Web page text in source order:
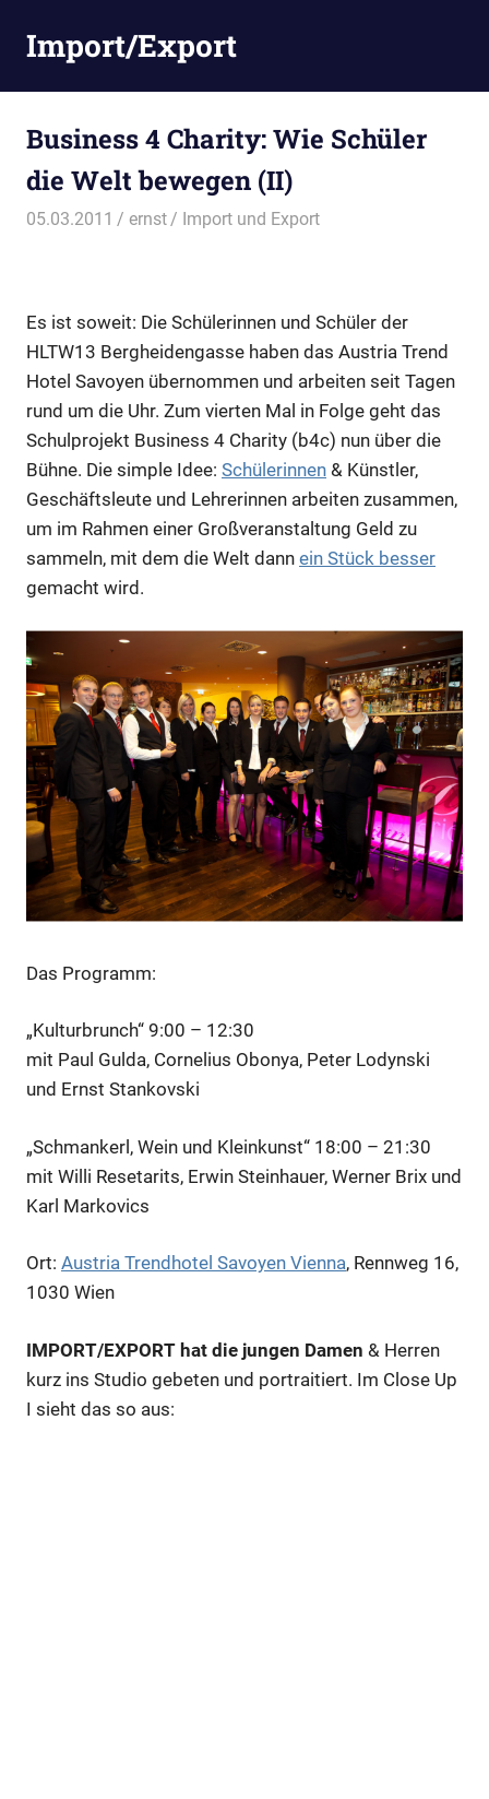
InhaltImport/Export
Business 4 Charity: Wie Schüler
die Welt bewegen (II)
05.03.2011 ernst Import und Export
Es ist soweit: Die Schülerinnen und Schüler der
HLTW13 Bergheidengasse haben das Austria Trend
Hotel Savoyen übernommen und arbeiten seit Tagen
rund um die Uhr. Zum vierten Mal in Folge geht das
Schulprojekt Business 4 Charity (b4c) nun über die
Bühne. Die simple Idee: Schülerinnen & Künstler,
Geschäftsleute und Lehrerinnen arbeiten zusammen,
um im Rahmen einer Großveranstaltung Geld zu
sammeln, mit dem die Welt dann ein Stück besser
gemacht wird.
Das Programm:
„Kulturbrunch“ 9:00 – 12:30
mit Paul Gulda, Cornelius Obonya, Peter Lodynski
und Ernst Stankovski
„Schmankerl, Wein und Kleinkunst“ 18:00 – 21:30
mit Willi Resetarits, Erwin Steinhauer, Werner Brix und
Karl Markovics
Ort: Austria Trendhotel Savoyen Vienna, Rennweg 16,
1030 Wien
IMPORT/EXPORT hat die jungen Damen & Herren
kurz ins Studio gebeten und portraitiert. Im Close Up
I sieht das so aus: